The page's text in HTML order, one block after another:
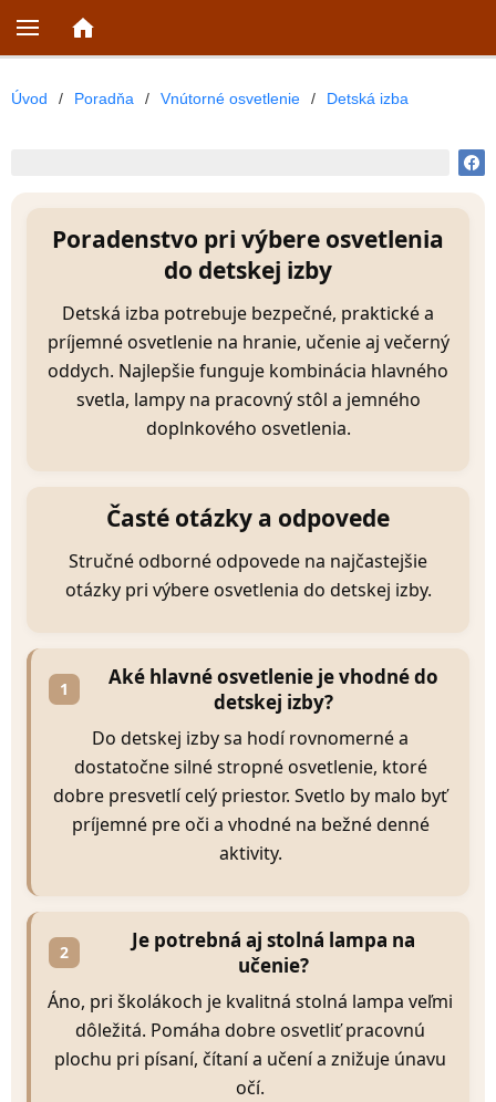
Úvod / Poradňa / Vnútorné osvetlenie / Detská izba
Poradenstvo pri výbere osvetlenia
do detskej izby
Detská izba potrebuje bezpečné, praktické a
príjemné osvetlenie na hranie, učenie aj večerný
oddych. Najlepšie funguje kombinácia hlavného
svetla, lampy na pracovný stôl a jemného
doplnkového osvetlenia.
Časté otázky a odpovede
Stručné odborné odpovede na najčastejšie
otázky pri výbere osvetlenia do detskej izby.
1
Aké hlavné osvetlenie je vhodné do
detskej izby?
Do detskej izby sa hodí rovnomerné a
dostatočne silné stropné osvetlenie, ktoré
dobre presvetlí celý priestor. Svetlo by malo byť
príjemné pre oči a vhodné na bežné denné
aktivity.
2
Je potrebná aj stolná lampa na
učenie?
Áno, pri školákoch je kvalitná stolná lampa veľmi
dôležitá. Pomáha dobre osvetliť pracovnú
plochu pri písaní, čítaní a učení a znižuje únavu
očí.